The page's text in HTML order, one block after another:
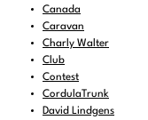
Canada
Caravan
Charly Walter
Club
Contest
CordulaTrunk
David Lindgens